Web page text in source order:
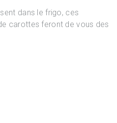
dans le frigo, ces
carottes feront de vous des